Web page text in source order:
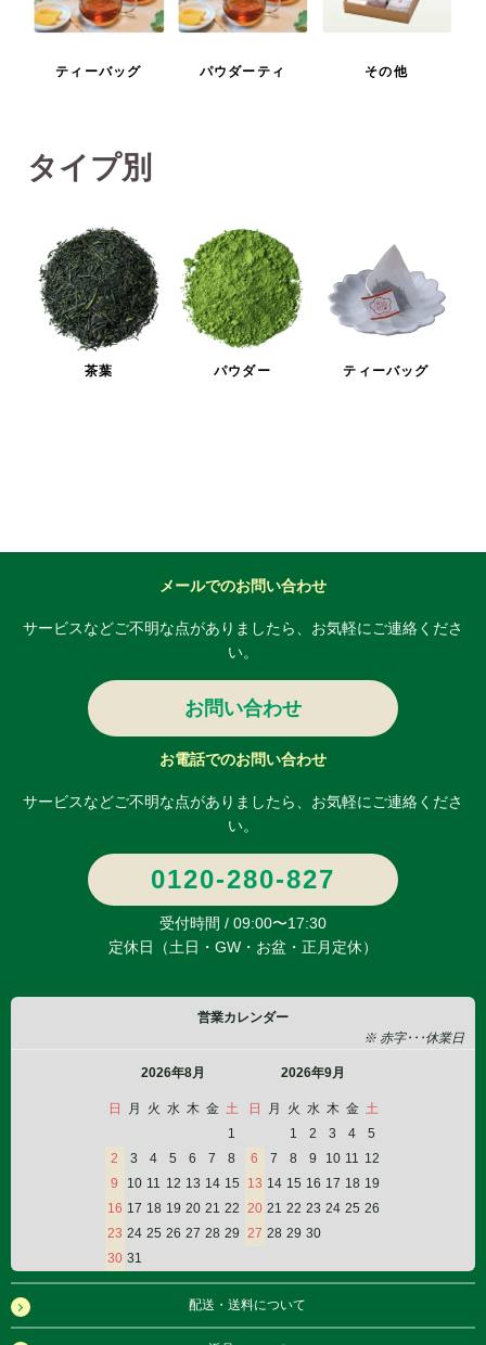
ティーバッグ パウダーティ その他
タイプ別
茶葉 パウダー ティーバッグ
メールでのお問い合わせ
サービスなどご不明な点がありましたら、 お気軽にご連絡くださ
い。
お問い合わせ
お電話でのお問い合わせ
サービスなどご不明な点がありましたら、 お気軽にご連絡くださ
い。
0120-280-827
受付時間 / 09:00〜17:30
定休日（土日・GW・お盆・正月定休）
営業カレンダー
※ 赤字･･･休業日
2026年8月
日 月 火 水 木 金 土
1
2
3 4 5 6 7
8
9
10 11 12 13 14 15
16 17 18 19 20 21 22
23 24 25 26 27 28 29
30 31
2026年9月
日 月 火 水 木 金 土
1
2 3 4
5
6
7 8 9 10 11 12
13 14 15 16 17 18 19
20 21 22 23 24 25 26
27 28 29 30
配送・送料について